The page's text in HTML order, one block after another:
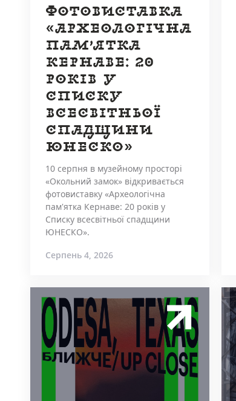
ФОТОВИСТАВКА
«АРХЕОЛОГІЧНА
ПАМ’ЯТКА
КЕРНАВЕ: 20
РОКІВ У
СПИСКУ
ВСЕСВІТНЬОЇ
СПАДЩИНИ
ЮНЕСКО»
10 серпня в музейному просторі
«Окольний замок» відкривається
фотовиставку «Археологічна
пам'ятка Кернаве: 20 років у
Списку всесвітньої спадщини
ЮНЕСКО».
Серпень 4, 2026